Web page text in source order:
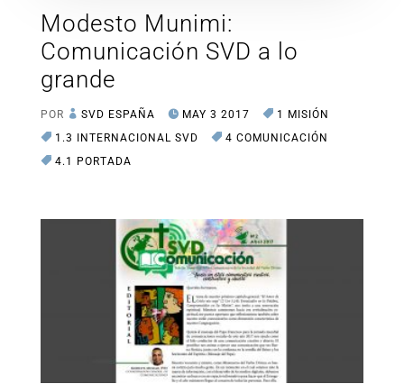
Modesto Munimi:
Comunicación SVD a lo
grande
POR SVD ESPAÑA MAY 3 2017
1 MISIÓN
1.3 INTERNACIONAL SVD
4 COMUNICACIÓN
4.1 PORTADA